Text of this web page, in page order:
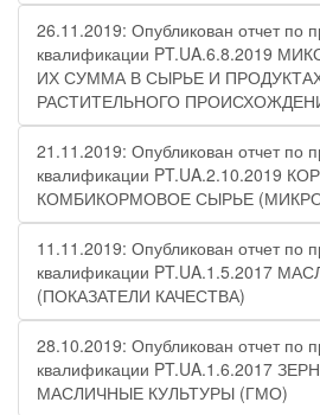
26.11.2019: Опубликован отчет по
квалификации PT.UA.6.8.2019
ИХ СУММА В СЫРЬЕ И
РАСТИТЕЛЬНОГО
21.11.2019: Опубликован отчет по
квалификации PT.UA.2.10.2019
КОМБИКОРМОВОЕ СЫРЬЕ
11.11.2019: Опубликован отчет по
квалификации PT.UA.1.5.2017
(ПОКАЗАТЕЛИ КАЧЕСТВА)
28.10.2019: Опубликован отчет по
квалификации PT.UA.1.6.2017
МАСЛИЧНЫЕ КУЛЬТУРЫ (ГМО)